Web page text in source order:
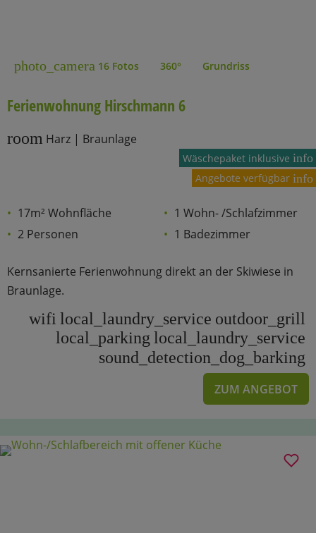
photo_camera 16 Fotos 360° Grundriss
Ferienwohnung Hirschmann 6
room Harz | Braunlage
Wäschepaket inklusiveinfo
Angebote verfügbar info
17m² Wohnfläche
2 Personen
1 Wohn- /Schlafzimmer
1 Badezimmer
Kernsanierte Ferienwohnung direkt an der Skiwiese in
Braunlage.
wifi local_laundry_service outdoor_grill
local_parking local_laundry_service
sound_detection_dog_barking
ZUM ANGEBOT